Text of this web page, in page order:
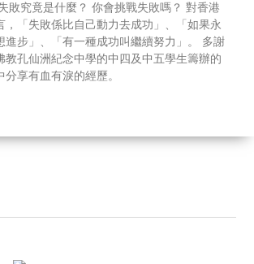
敗究竟是什麼？ 你會挑戰失敗嗎？ 對香港
，「失敗係比自己動力去成功」、「如果永
進步」、「有一種成功叫繼續努力」。 多謝
教孔仙洲紀念中學的中四及中五學生籌辦的
分享有血有淚的經歷。